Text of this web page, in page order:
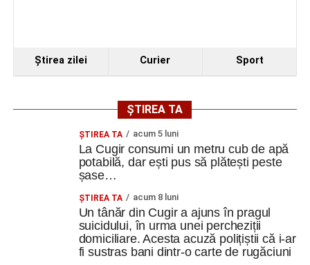
preferată pe Google
Ultimele știri din Cugir
Cum și-a construit un informatician din Cugir propria
mașină solară. Vehiculul a ajuns și la o expoziție din
Trei profesori ai Colegiului Național „David Prodan”
Cugir și-au perfecționat competențele prin
Ştirea zilei Curier Sport
ȘTIREA TA
ȘTIREA TA acum 5 luni
La Cugir consumi un metru cub de apă
potabilă, dar ești pus să plătești peste
șase…
ȘTIREA TA acum 8 luni
Un tânăr din Cugir a ajuns în pragul
suicidului, în urma unei percheziții
domiciliare. Acesta acuză polițiștii că i-ar
fi sustras bani dintr-o carte de rugăciuni